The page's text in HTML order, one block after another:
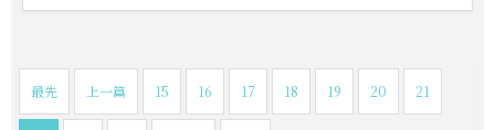
最先 上一篇 15 16 17 18 19 20 21